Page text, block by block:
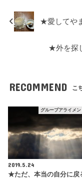
★愛してや
★外を探
RECOMMEND こ
グループアライメ
2019.5.24
★ただ、本当の自分に戻